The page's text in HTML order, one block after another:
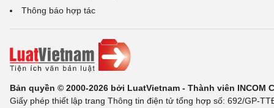
Thông báo hợp tác
Bản quyền © 2000-2026 bởi LuatVietnam - Thành viên INCOM
Giấy phép thiết lập trang Thông tin điện tử tổng hợp số: 692/GP-